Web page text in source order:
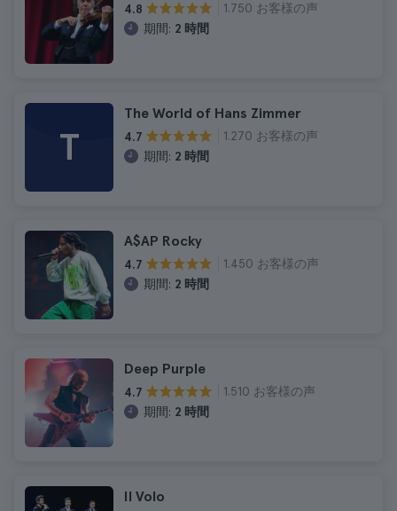
4.8
1.750 お客様の声
期間: 2 時間
T
The World of Hans Zimmer
4.7
1.270 お客様の声
期間: 2 時間
A$AP Rocky
4.7
1.450 お客様の声
期間: 2 時間
Deep Purple
4.7
1.510 お客様の声
期間: 2 時間
Il Volo